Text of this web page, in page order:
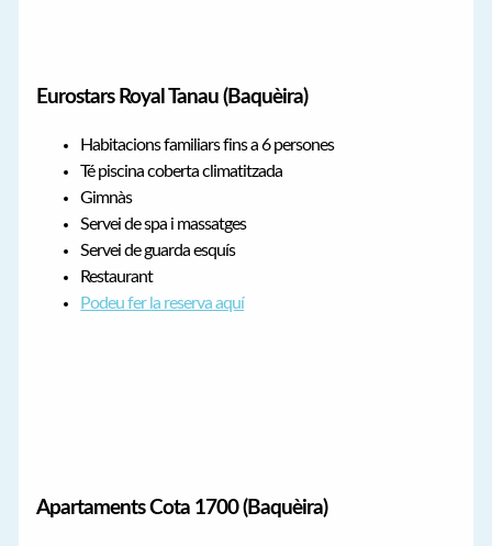
Eurostars Royal Tanau (Baquèira)
Habitacions familiars fins a 6 persones
Té piscina coberta climatitzada
Gimnàs
Servei de spa i massatges
Servei de guarda esquís
Restaurant
Podeu fer la reserva aquí
Apartaments Cota 1700 (Baquèira)